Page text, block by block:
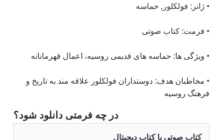
• ژانر: فولکلور, حماسه
• فرمت: کتاب صوتی
• ویژگی ها: حماسه های قدیمی روسیه، اعمال قهرمانانه
• مخاطبان هدف: دوستداران فولکلور علاقه مند به تاریخ و
فرهنگ روسیه
در چه فرمتی دانلود شود؟
کتاب صوتی یا کتاب دیجیتال